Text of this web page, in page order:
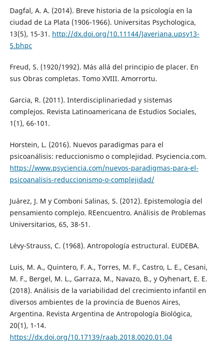
Dagfal, A. A. (2014). Breve historia de la psicología en la
ciudad de La Plata (1906-1966). Universitas Psychologica,
13(5), 15-31. http://dx.doi.org/10.11144/Javeriana.upsy13-
5.bhpc
Freud, S. (1920/1992). Más allá del principio de placer. En
sus Obras completas. Tomo XVIII. Amorrortu.
Garcia, R. (2011). Interdisciplinariedad y sistemas
complejos. Revista Latinoamericana de Estudios Sociales,
1(1), 66-101.
Horstein, L. (2016). Nuevos paradigmas para el
psicoanálisis: reduccionismo o complejidad. Psyciencia.com.
https://www.psyciencia.com/nuevos-paradigmas-para-el-
psicoanalisis-reduccionismo-o-complejidad/
Juárez, J. M y Comboni Salinas, S. (2012). Epistemología del
pensamiento complejo. REencuentro. Análisis de Problemas
Universitarios, 65, 38-51.
Lévy-Strauss, C. (1968). Antropología estructural. EUDEBA.
Luis, M. A., Quintero, F. A., Torres, M. F., Castro, L. E., Cesani,
M. F., Bergel, M. L., Garraza, M., Navazo, B., y Oyhenart, E. E.
(2018). Análisis de la variabilidad del crecimiento infantil en
diversos ambientes de la provincia de Buenos Aires,
Argentina. Revista Argentina de Antropología Biológica,
20(1), 1-14.
https://dx.doi.org/10.17139/raab.2018.0020.01.04